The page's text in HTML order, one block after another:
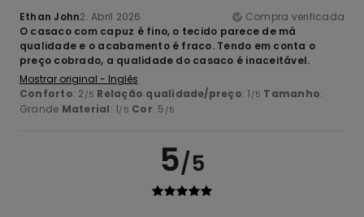
Ethan John2. Abril 2026
Compra verificada
O casaco com capuz é fino, o tecido parece de má
qualidade e o acabamento é fraco. Tendo em conta o
preço cobrado, a qualidade do casaco é inaceitável.
Mostrar original - Inglês
Conforto: 2 /5 Relação qualidade/preço: 1 /5 Tamanho:
Grande Material: 1/5 Cor: 5 /5
5/5